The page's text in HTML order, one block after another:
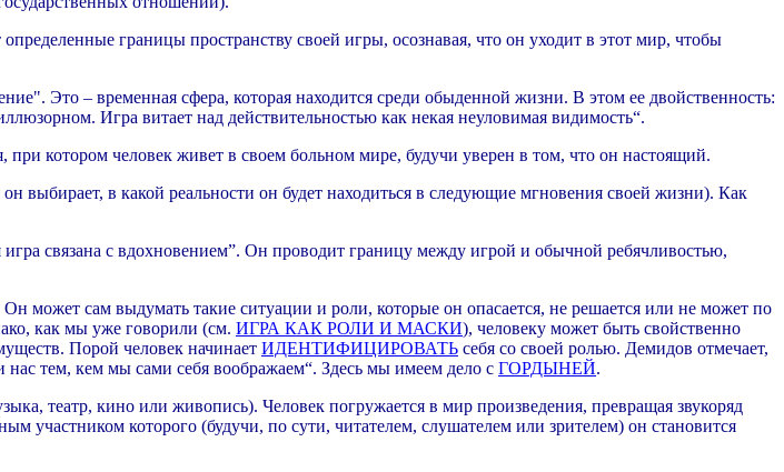
границы пространству своей игры, осознавая, что он уходит в этот мир, чтобы
Это – временная сфера, которая находится среди обыденной жизни. В этом ее двойственность:
Игра витает над действительностью как некая неуловимая видимость“.
котором человек живет в своем больном мире, будучи уверен в том, что он настоящий.
выбирает, в какой реальности он будет находиться в следующие мгновения своей жизни). Как
связана с вдохновением”. Он проводит границу между игрой и обычной ребячливостью,
может сам выдумать такие ситуации и роли, которые он опасается, не решается или не может по
как мы уже говорили (см. ИГРА КАК РОЛИ И МАСКИ), человеку может быть свойственно
Порой человек начинает ИДЕНТИФИЦИРОВАТЬ себя со своей ролью. Демидов отмечает,
тем, кем мы сами себя воображаем“. Здесь мы имеем дело с ГОРДЫНЕЙ.
театр, кино или живопись). Человек погружается в мир произведения, превращая звукоряд
которого (будучи, по сути, читателем, слушателем или зрителем) он становится